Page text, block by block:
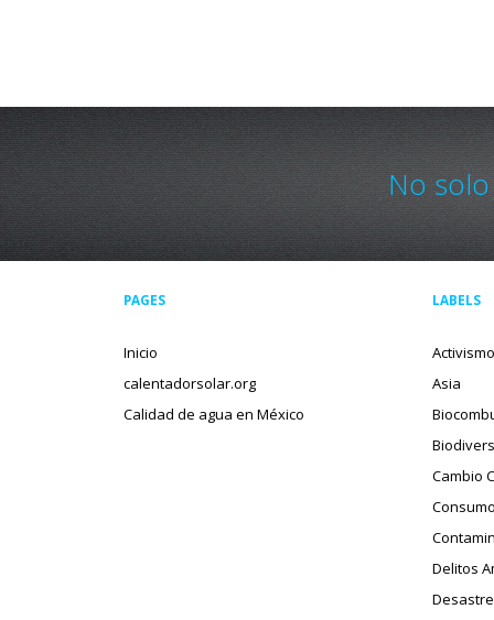
No
PAGES
Inicio
calentadorsolar.org
Calidad de agua en México
LABELS
Asia
Cambio
Delitos